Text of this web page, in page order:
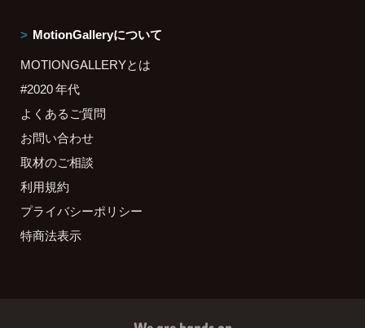
MotionGalleryについて
MOTIONGALLERYとは
#2020 年代
よくあるご質問
お問い合わせ
取材のご相談
利用規約
プライバシーポリシー
特商法表示